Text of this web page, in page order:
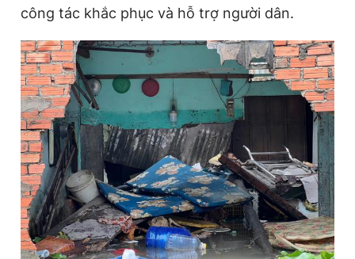
công tác khắc phục và hỗ trợ người dân.